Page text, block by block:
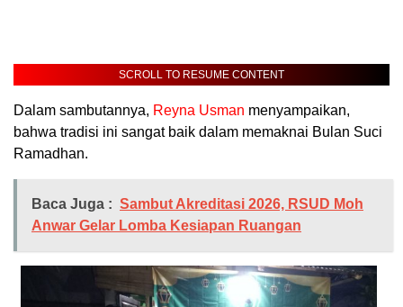
SCROLL TO RESUME CONTENT
Dalam sambutannya, Reyna Usman menyampaikan,
bahwa tradisi ini sangat baik dalam memaknai Bulan Suci
Ramadhan.
Baca Juga : Sambut Akreditasi 2026, RSUD Moh
Anwar Gelar Lomba Kesiapan Ruangan